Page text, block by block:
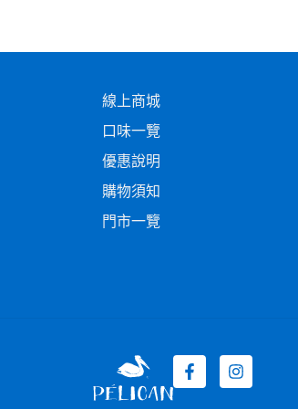
線上商城
口味一覽
優惠說明
購物須知
門市一覽